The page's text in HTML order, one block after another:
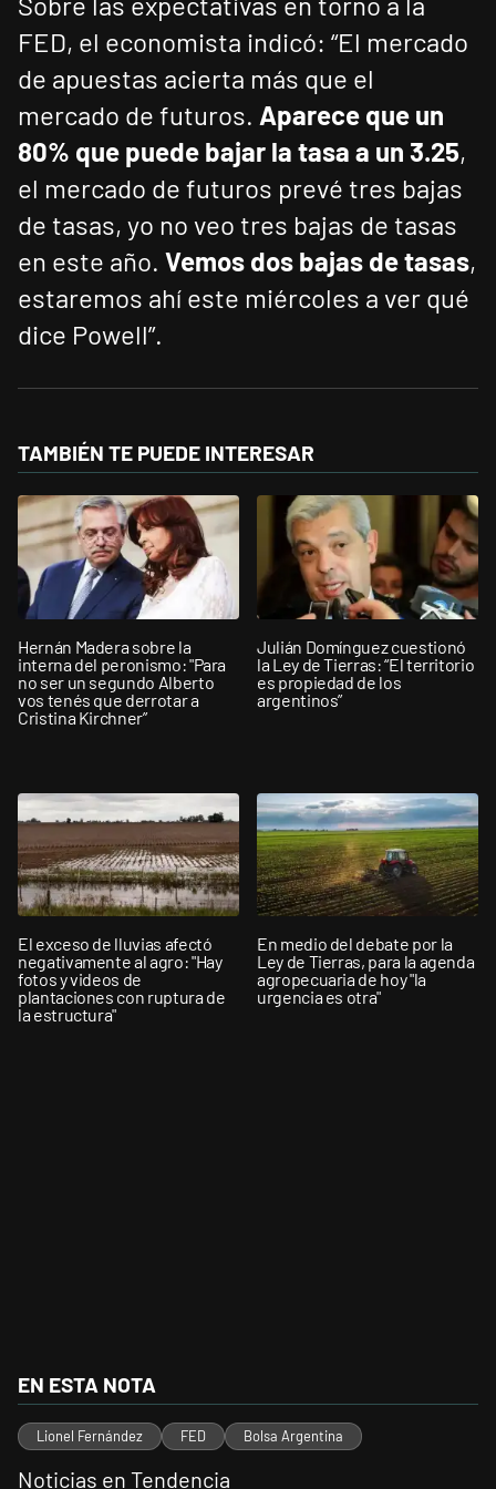
FED, el economista indicó: “El mercado
de apuestas acierta más que el
mercado de futuros. Aparece que un
80% que puede bajar la tasa a un 3.25,
el mercado de futuros prevé tres bajas
de tasas, yo no veo tres bajas de tasas
en este año. Vemos dos bajas de tasas,
estaremos ahí este miércoles a ver qué
dice Powell”.
TAMBIÉN TE PUEDE INTERESAR
Hernán Madera sobre la
interna del peronismo: "Para
no ser un segundo Alberto
vos tenés que derrotar a
Cristina Kirchner”
Julián Domínguez cuestionó
la Ley de Tierras: “El territorio
es propiedad de los
argentinos”
El exceso de lluvias afectó
negativamente al agro: "Hay
fotos y videos de
plantaciones con ruptura de
la estructura"
En medio del debate por la
Ley de Tierras, para la agenda
agropecuaria de hoy "la
urgencia es otra"
EN ESTA NOTA
Lionel Fernández FED Bolsa Argentina
Noticias en Tendencia